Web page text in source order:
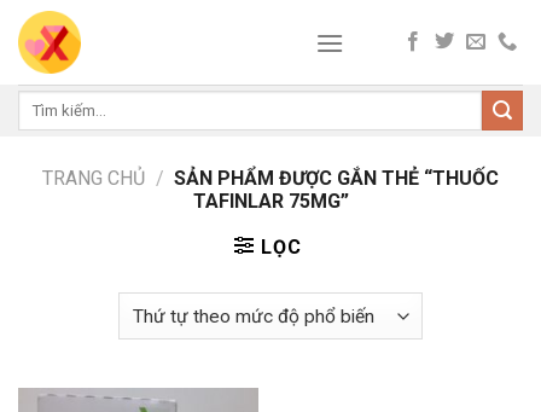
Skip
content
Tìm
TRANG CHỦ / SẢN PHẨM ĐƯỢC GẮN THẺ “THUỐC
TAFINLAR 75MG”
LỌC